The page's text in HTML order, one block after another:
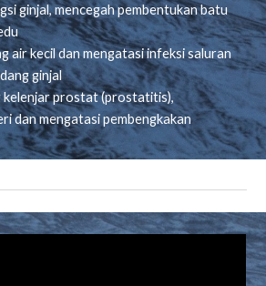
ginjal, mencegah pembentukan batu
air kecil dan mengatasi infeksi saluran
ginjal
kelenjar prostat (prostatitis),
dan mengatasi pembengkakan